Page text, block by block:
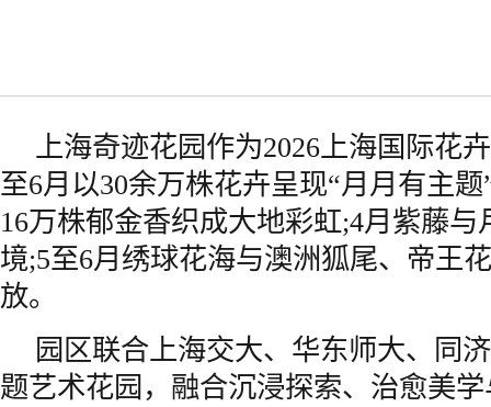
上海奇迹花园作为2026上海国际花
至6月以30余万株花卉呈现“月月有主
16万株郁金香织成大地彩虹;4月紫藤与
境;5至6月绣球花海与澳洲狐尾、帝王
放。
园区联合上海交大、华东师大、同
题艺术花园，融合沉浸探索、治愈美